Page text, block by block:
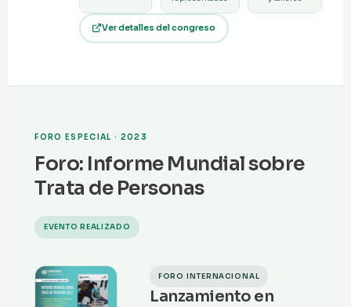
Ver detalles del congreso
FORO ESPECIAL · 2023
Foro: Informe Mundial sobre
Trata de Personas
EVENTO REALIZADO
FORO INTERNACIONAL
Lanzamiento en